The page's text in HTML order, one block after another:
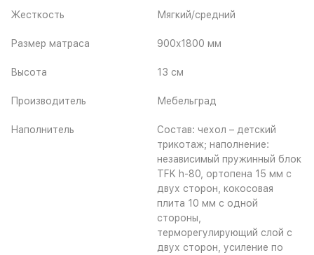
Жесткость Мягкий/средний
Размер матраса 900x1800 мм
Высота 13 см
Производитель Мебельград
Наполнитель
Состав: чехол – детский
трикотаж; наполнение:
независимый пружинный блок
TFK h-80, ортопена 15 мм с
двух сторон, кокосовая
плита 10 мм с одной
стороны,
терморегулирующий слой с
двух сторон, усиление по